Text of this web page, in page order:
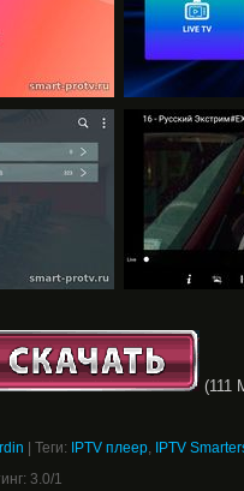
(111
Теги: IPTV плеер,
IPTV
: 3.0/1